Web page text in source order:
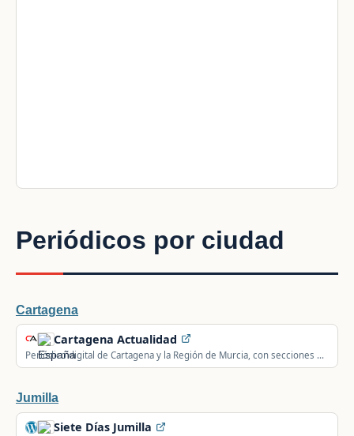
Periódicos por ciudad
Cartagena
Cartagena Actualidad
Periódico digital de Cartagena y la Región de Murcia, con secciones de
sucesos, deportes y seguimiento del FC Cartagena.
Jumilla
Siete Días Jumilla